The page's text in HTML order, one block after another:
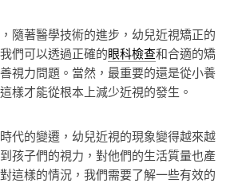
隨著醫學技術的進步，幼兒近視矯正的
們可以透過正確的眼科檢查和合適的矯
視力問題。當然，最重要的還是從小養
樣才能從根本上減少近視的發生。
代的變遷，幼兒近視的現象變得越來越
孩子們的視力，對他們的生活質量也產
這樣的情況，我們需要了解一些有效的